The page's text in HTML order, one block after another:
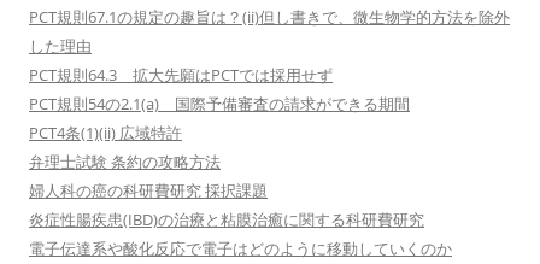
PCT規則67.1の規定の趣旨は？(ii)但し書きで、微生物学的方法を除外
した理由
PCT規則64.3 拡大先願はPCTでは採用せず
PCT規則54の2.1(a) 国際予備審査の請求ができる期間
PCT4条(1)(ii) 広域特許
弁理士試験 条約の攻略方法
婦人科の癌の科研費研究 採択課題
炎症性腸疾患(IBD)の治療と粘膜治癒に関する科研費研究
電子伝達系や酸化反応で電子はどのように移動していくのか